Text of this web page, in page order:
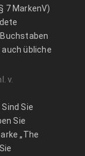
7 MarkenV)
übliche
v.
Sie
Sie
„The